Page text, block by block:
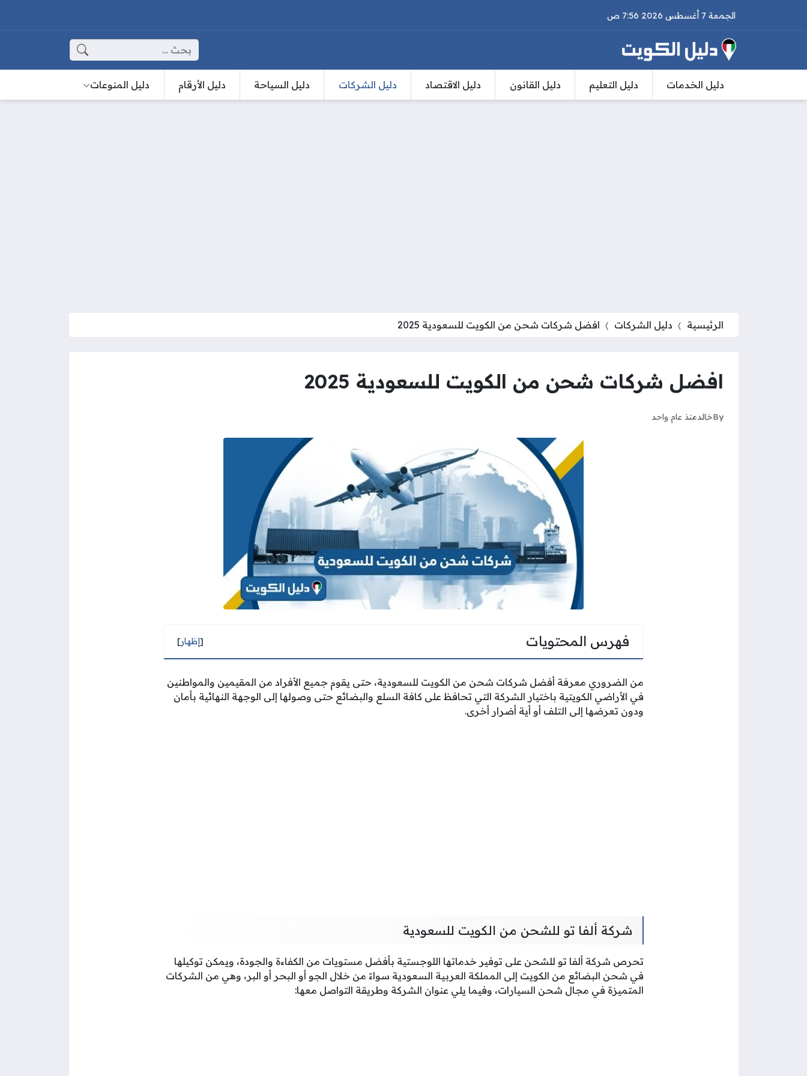
الجمعة 7 أغسطس 2026 7:56 ص
البحث عن:
دليل الخدمات دليل التعليم دليل القانون دليل الاقتصاد دليل الشركات دليل السياحة دليل الأرقام دليل المنوعات
الرئيسية دليل الشركات افضل شركات شحن من الكويت للسعودية 2025
افضل شركات شحن من الكويت للسعودية 2025
Byخالدمنذ عام واحد
فهرس المحتويات [إظهار]
من الضروري معرفة أفضل شركات شحن من الكويت للسعودية، حتى يقوم جميع الأفراد من المقيمين والمواطنين
في الأراضي الكويتية باختيار الشركة التي تحافظ على كافة السلع والبضائع حتى وصولها إلى الوجهة النهائية بأمان
ودون تعرضها إلى التلف أو أية أضرار أخرى.
شركة ألفا تو للشحن من الكويت للسعودية
تحرص شركة ألفا تو للشحن على توفير خدماتها اللوجستية بأفضل مستويات من الكفاءة والجودة، ويمكن توكيلها
في شحن البضائع من الكويت إلى المملكة العربية السعودية سواءً من خلال الجو أو البحر أو البر، وهي من الشركات
المتميزة في مجال شحن السيارات، وفيما يلي عنوان الشركة وطريقة التواصل معها: